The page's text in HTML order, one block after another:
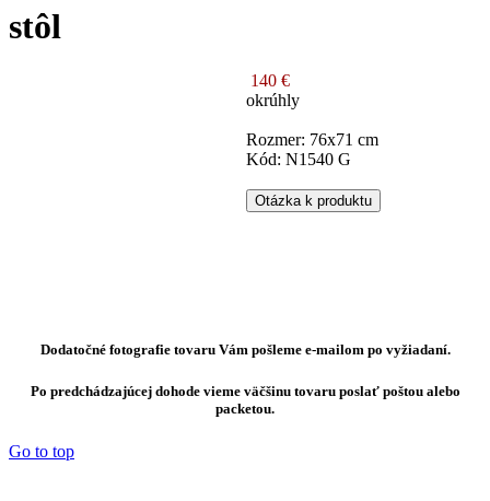
stôl
140 €
okrúhly
Rozmer: 76x71 cm
Kód: N1540 G
Otázka k produktu
Dodatočné fotografie tovaru Vám pošleme e-mailom po vyžiadaní.
Po predchádzajúcej dohode vieme väčšinu tovaru poslať poštou alebo
packetou.
Go to top